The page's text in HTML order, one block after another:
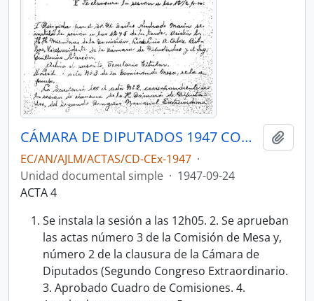
CÁMARA DE DIPUTADOS 1947 COMISIÓN DE MESA
EC/AN/AJLM/ACTAS/CD-CEx-1947 ·
Unidad documental simple · 1947-09-24
ACTA 4
Se instala la sesión a las 12h05. 2. Se aprueban
las actas número 3 de la Comisión de Mesa y,
número 2 de la clausura de la Cámara de
Diputados (Segundo Congreso Extraordinario.
3. Aprobado Cuadro de Comisiones. 4.